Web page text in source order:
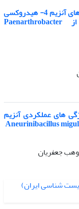
استخراج، همسانه سازی، بیان و تعیین ویژگی‌های آنزیم 4- هیدروکسی
فنیل پیرووات دی اکسیژناز جدید از Paenarthrobacter
های عملکردی آنزیم
وهب جعفریان